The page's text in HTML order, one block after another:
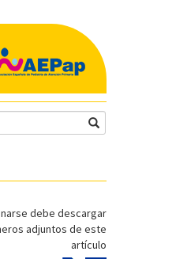
debe descargar
adjuntos de este
artículo